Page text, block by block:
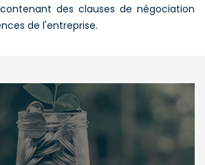
des clauses de négociation
de l'entreprise.